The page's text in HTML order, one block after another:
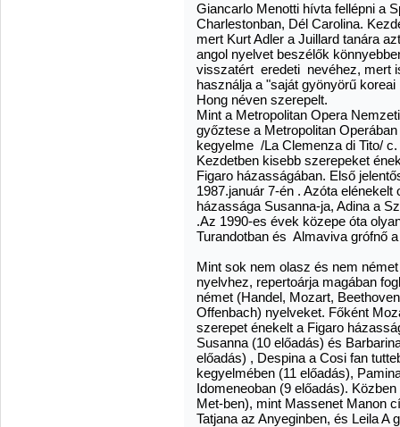
Giancarlo Menotti hívta fellépni a
Charlestonban, Dél Carolina.
mert Kurt Adler a Juillard tanára
angol nyelvet beszélők
visszatért eredeti nevéhez, mert
használja a "saját gyönyörű
Hong néven szerepelt.
Mint a Metropolitan Opera
győztese a Metropolitan
kegyelme /La Clemenza di Tito/
Kezdetben kisebb szerepeket
Figaro házasságában. Első
1987.január 7-én . Azóta
házassága Susanna-ja, Adina a
.Az 1990-es évek közepe óta
Turandotban és Almaviva grófnő
Mint sok nem olasz és nem
nyelvhez, repertoárja magában
német (Handel, Mozart,
Offenbach) nyelveket. Főként
szerepet énekelt a Figaro
Susanna (10 előadás) és
előadás) , Despina a Cosi fan
kegyelmében (11 előadás),
Idomeneoban (9 előadás).
Met-ben), mint Massenet Manon
Tatjana az Anyeginben, és Leila A